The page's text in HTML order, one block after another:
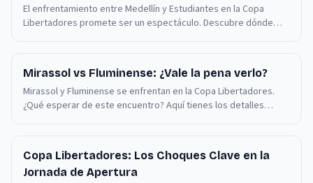
El enfrentamiento entre Medellín y Estudiantes en la Copa
Libertadores promete ser un espectáculo. Descubre dónde
Mirassol vs Fluminense: ¿Vale la pena verlo?
Mirassol y Fluminense se enfrentan en la Copa Libertadores.
¿Qué esperar de este encuentro? Aquí tienes los detalles
Copa Libertadores: Los Choques Clave en la
Jornada de Apertura